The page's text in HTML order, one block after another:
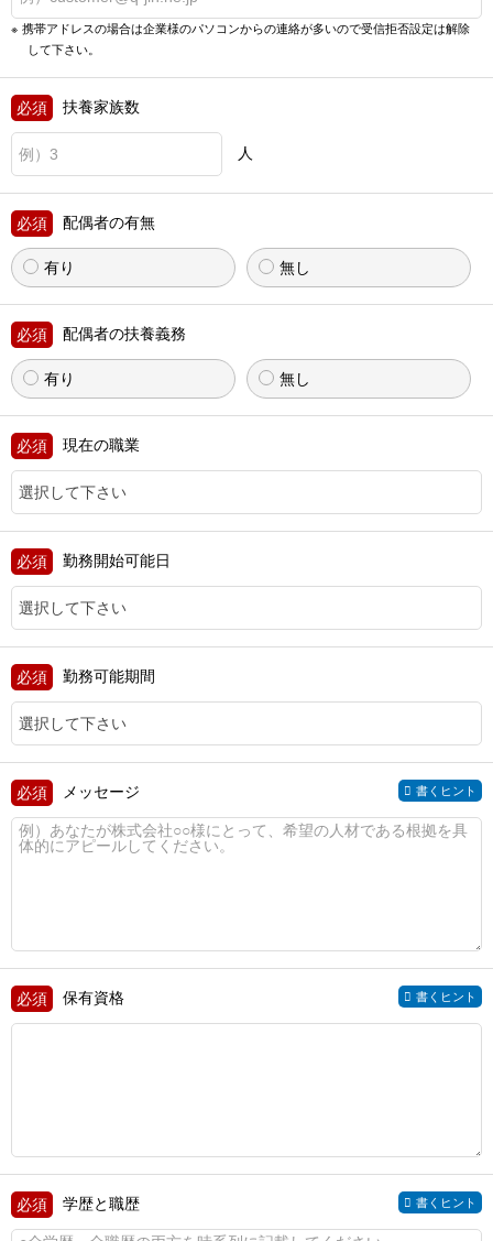
携帯アドレスの場合は企業様のパソコンからの連絡が多いので受信拒否設定は解除
して下さい。
扶養家族数
人
配偶者の有無
有り 無し
配偶者の扶養義務
有り 無し
現在の職業
勤務開始可能日
勤務可能期間
書くヒント
メッセージ
書くヒント
保有資格
書くヒント
学歴と職歴